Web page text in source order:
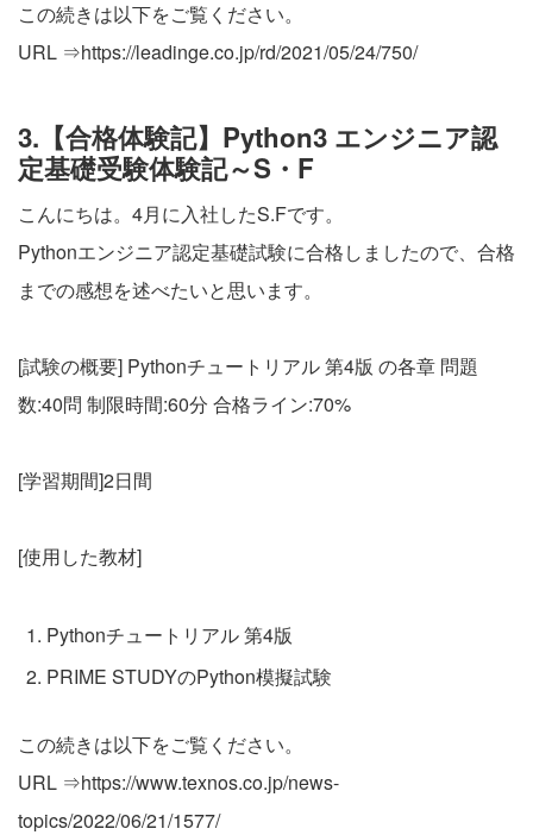
この続きは以下をご覧ください。
URL ⇒https://leadinge.co.jp/rd/2021/05/24/750/
3.【合格体験記】Python3 エンジニア認
定基礎受験体験記～S・F
こんにちは。4月に入社したS.Fです。
Pythonエンジニア認定基礎試験に合格しましたので、合格
までの感想を述べたいと思います。
[試験の概要] Pythonチュートリアル 第4版 の各章 問題
数:40問 制限時間:60分 合格ライン:70%
[学習期間]2日間
[使用した教材]
Pythonチュートリアル 第4版
PRIME STUDYのPython模擬試験
この続きは以下をご覧ください。
URL ⇒https://www.texnos.co.jp/news-
topics/2022/06/21/1577/